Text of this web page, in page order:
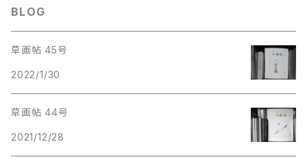
BLOG
草画帖 45号
2022/1/30
草画帖 44号
2021/12/28